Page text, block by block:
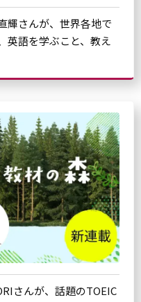
輝さんが、世界各地で
英語を学ぶこと、教え
さんが、話題のTOEIC